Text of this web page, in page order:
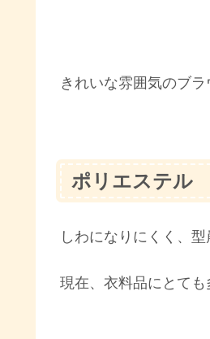
きれいな雰囲気のブラ
ポリエステル
しわになりにくく、
現在、衣料品にとても